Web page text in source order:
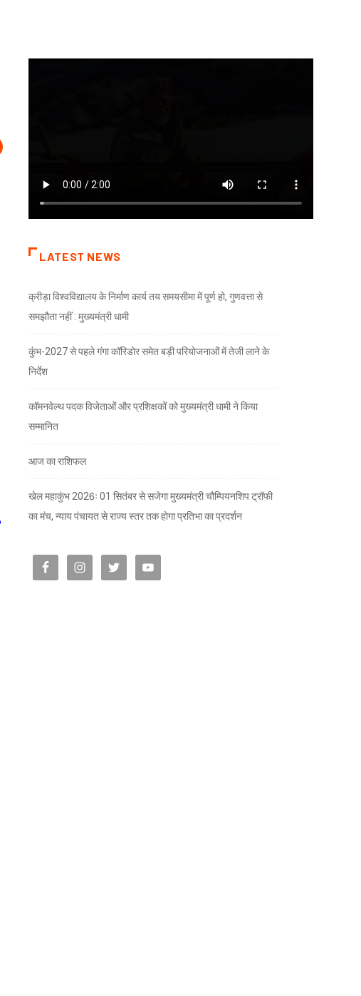
LATEST NEWS
क्रीड़ा विश्वविद्यालय के निर्माण कार्य तय समयसीमा में पूर्ण हो, गुणवत्ता से
समझौता नहीं : मुख्यमंत्री धामी
कुंभ-2027 से पहले गंगा कॉरिडोर समेत बड़ी परियोजनाओं में तेजी लाने के
निर्देश
कॉमनवेल्थ पदक विजेताओं और प्रशिक्षकों को मुख्यमंत्री धामी ने किया
सम्मानित
आज का राशिफल
खेल महाकुंभ 2026ः 01 सितंबर से सजेगा मुख्यमंत्री चौम्पियनशिप ट्रॉफी
का मंच, न्याय पंचायत से राज्य स्तर तक होगा प्रतिभा का प्रदर्शन